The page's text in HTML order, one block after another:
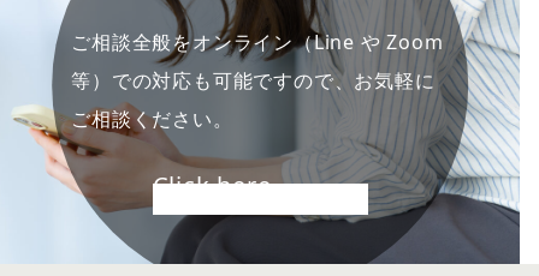
ご相談全般をオンライン（Line や Zoom
等）での対応も可能ですので、お気軽に
ご相談ください。
Click here